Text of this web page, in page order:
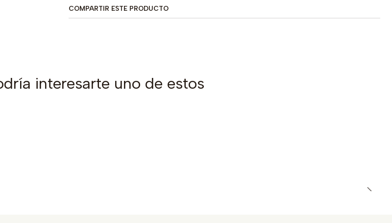
COMPARTIR ESTE PRODUCTO
interesarte uno de estos